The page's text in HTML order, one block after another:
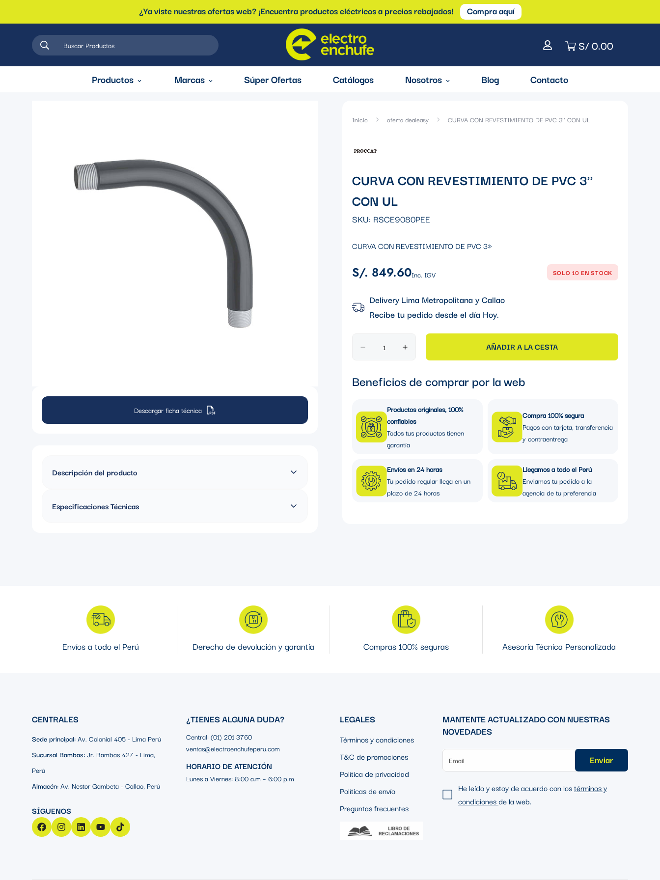
¿Ya viste nuestras ofertas web? ¡Encuentra productos eléctricos a precios rebajados! Compra aquí
Buscar Productos S/ 0.00
Productos Marcas Súper Ofertas Catálogos Nosotros Blog Contacto
Descargar ficha técnica
Descripción del producto
CURVA CON REVESTIMIENTO DE PVC 3''
Especificaciones Técnicas
Inicio oferta dealeasy CURVA CON REVESTIMIENTO DE PVC 3'' CON UL
CURVA CON REVESTIMIENTO DE PVC 3''
CON UL
SKU: RSCE9080PEE
CURVA CON REVESTIMIENTO DE PVC 3»
Precio
S/. 849.60Inc. IGV SOLO 10 EN STOCK
Delivery Lima Metropolitana y Callao
Recibe tu pedido desde el día Hoy.
AÑADIR A LA CESTA
Beneficios de comprar por la web
Productos originales, 100%
confiables
Todos tus productos tienen
garantía
Compra 100% segura
Pagos con tarjeta, transferencia
y contraentrega
Envíos en 24 horas
Tu pedido regular llega en un
plazo de 24 horas
Llegamos a todo el Perú
Enviamos tu pedido a la
agencia de tu preferencia
Envíos a todo el Perú Derecho de devolución y garantía Compras 100% seguras Asesoría Técnica Personalizada
CENTRALES
Sede principal:Av. Colonial 405 - Lima Perú
Sucursal Bambas:Jr. Bambas 427 - Lima,
Perú
Almacén:Av. Nestor Gambeta - Callao, Perú
¿TIENES ALGUNA DUDA?
Central: (01) 201 3760
ventas@electroenchufeperu.com
HORARIO DE ATENCIÓN
Lunes a Viernes: 8:00 a.m – 6:00 p.m
LEGALES
Términos y condiciones
T&C de promociones
Política de privacidad
Políticas de envío
Preguntas frecuentes
MANTENTE ACTUALIZADO CON NUESTRAS
NOVEDADES
Enviar
He leído y estoy de acuerdo con lostérminos y
condicionesde la web.